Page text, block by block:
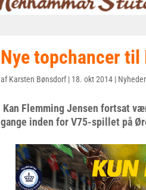
Nye topchancer til
afKarsten Bønsdorf| 18. okt 2014 | Nyheder
Kan Flemming Jensen fortsat
gange inden for V75-spillet på